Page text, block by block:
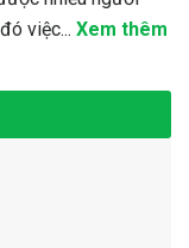
việc... Xem thêm